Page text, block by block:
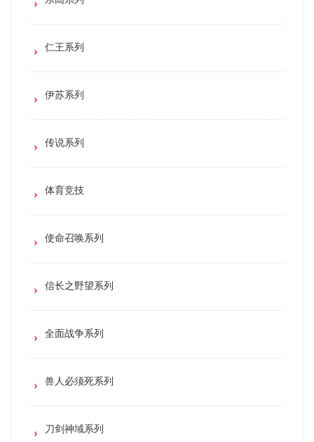
仁王系列
伊苏系列
传说系列
体育竞技
使命召唤系列
信长之野望系列
全面战争系列
兽人必须死系列
刀剑神域系列